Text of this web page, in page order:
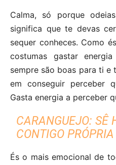
Calma, só porque
significa que te devas
sequer conheces. Como
costumas gastar
sempre são boas para ti
em conseguir perceber
Gasta energia a perceber
CARANGUEJO: SÊ
CONTIGO PRÓPRIA
És o mais emocional de